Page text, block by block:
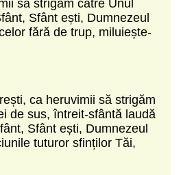
să strigăm către Unul
Sfânt ești, Dumnezeul
fără de trup, miluiește-
ca heruvimii să strigăm
de sus, întreit-sfântă laudă
Sfânt ești, Dumnezeul
tuturor sfinților Tăi,